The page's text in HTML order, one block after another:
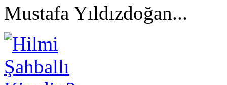
Mustafa Yıldızdoğan...